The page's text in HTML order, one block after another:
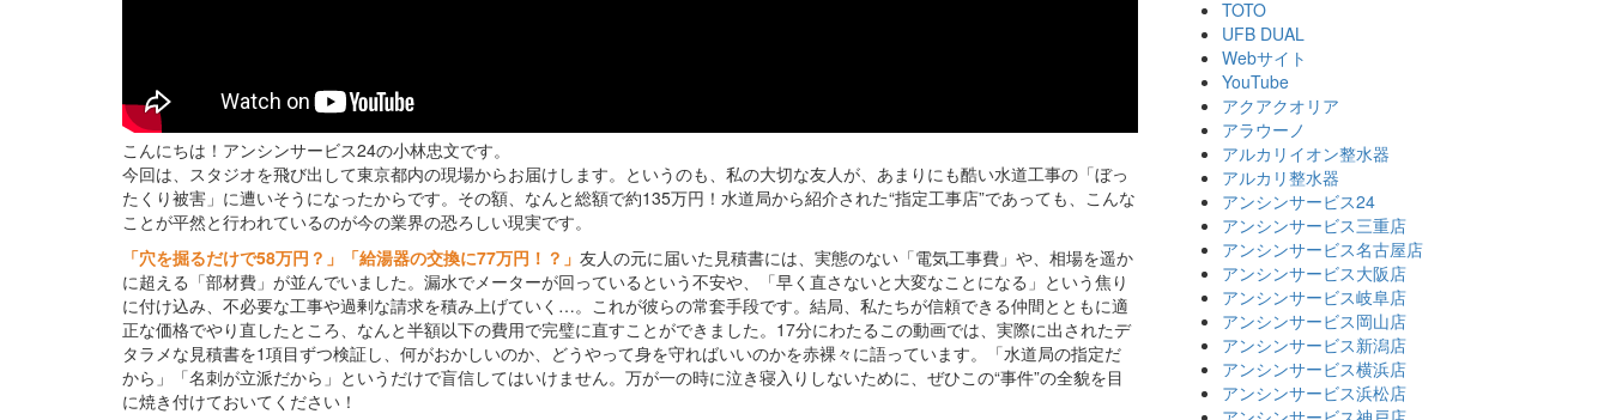
こんにちは！アンシンサービス24の小林忠文です。
今回は、スタジオを飛び出して東京都内の現場からお届けします。というのも、私の大切な友人が、あまりにも酷い水道工事の「ぼっ
たくり被害」に遭いそうになったからです。その額、なんと総額で約135万円！水道局から紹介された“指定工事店”であっても、こんな
ことが平然と行われているのが今の業界の恐ろしい現実です。
「穴を掘るだけで58万円？」「給湯器の交換に77万円！？」 友人の元に届いた見積書には、実態のない「電気工事費」や、相場を遥か
に超える「部材費」が並んでいました。漏水でメーターが回っているという不安や、「早く直さないと大変なことになる」という焦り
に付け込み、不必要な工事や過剰な請求を積み上げていく…。これが彼らの常套手段です。結局、私たちが信頼できる仲間とともに適
正な価格でやり直したところ、なんと半額以下の費用で完璧に直すことができました。17分にわたるこの動画では、実際に出されたデ
タラメな見積書を1項目ずつ検証し、何がおかしいのか、どうやって身を守ればいいのかを赤裸々に語っています。「水道局の指定だ
から」「名刺が立派だから」というだけで盲信してはいけません。万が一の時に泣き寝入りしないために、ぜひこの“事件”の全貌を目
に焼き付けておいてください！
TOTO
UFB DUAL
Webサイト
YouTube
アクアクオリア
アラウーノ
アルカリイオン整水器
アルカリ整水器
アンシンサービス24
アンシンサービス三重店
アンシンサービス名古屋店
アンシンサービス大阪店
アンシンサービス岐阜店
アンシンサービス岡山店
アンシンサービス新潟店
アンシンサービス横浜店
アンシンサービス浜松店